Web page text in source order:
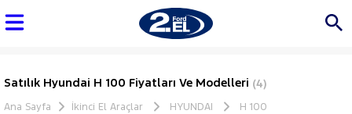
Satılık Hyundai H 100 Fiyatları Ve Modelleri (4)
Ana Sayfa İkinci El Araçlar HYUNDAI H 100